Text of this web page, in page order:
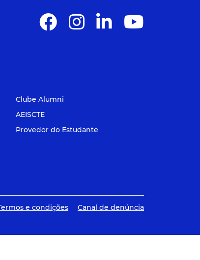
Clube Alumni
AEISCTE
Provedor do Estudante
e condições Canal de denúncia